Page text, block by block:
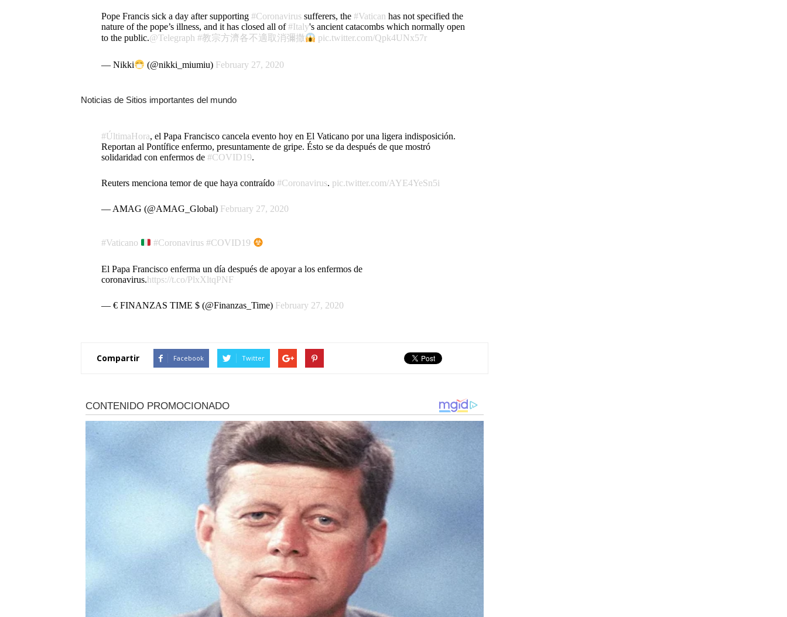
Pope Francis sick a day after supporting #Coronavirussufferers, the #Vatican has not specified the
nature of the pope’s illness, and it has closed all of#Italy's ancient catacombs which normally open
to the public.@Telegraph #教宗方濟各不適取消彌撒 pic.twitter.com/Qpk4UNx57r
— Nikki (@nikki_miumiu) February 27, 2020
Noticias de Sitios importantes del mundo
#ÚltimaHora, el Papa Francisco cancela evento hoy en El Vaticano por una ligera indisposición.
Reportan al Pontífice enfermo, presuntamente de gripe. Ésto se da después de que mostró
solidaridad con enfermos de #COVID19.
Reuters menciona temor de que haya contraído #Coronavirus. pic.twitter.com/AYE4YeSn5i
— AMAG (@AMAG_Global) February 27, 2020
#Vaticano #Coronavirus #COVID19
El Papa Francisco enferma un día después de apoyar a los enfermos de
coronavirus.https://t.co/PlxXltqPNF
— € FINANZAS TIME $ (@Finanzas_Time) February 27, 2020
Compartir Facebook Twitter